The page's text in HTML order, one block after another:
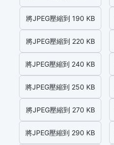
將JPEG壓縮到 190 KB
將JPEG壓縮到 220 KB
將JPEG壓縮到 240 KB
將JPEG壓縮到 250 KB
將JPEG壓縮到 270 KB
將JPEG壓縮到 290 KB